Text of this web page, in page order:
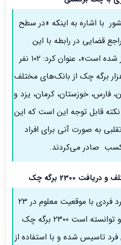
با اشاره به اینکه «در سطح
قضایی در رابطه با این
کلاهبرداری‌ها از سال ۹۳ باز شده است»، عنوان کرد: ۱۰۲ نفر
شده است که ۱۰۰ هزار برگه چک از بانک‌های مختلف
فارس، خوزستان، کرمان، یزد و
قابل توجه این است که این
به صورت آنی برای افراد
کسب صادر می‌کردند.
وی ادامه داد: در یکی از موارد فردی با موقعیت معلوم در ۲۳
بانک افتتاح حساب کرده و توانسته است ۲۳۰۰ برگه چک
تاسیس شده و با استفاده از